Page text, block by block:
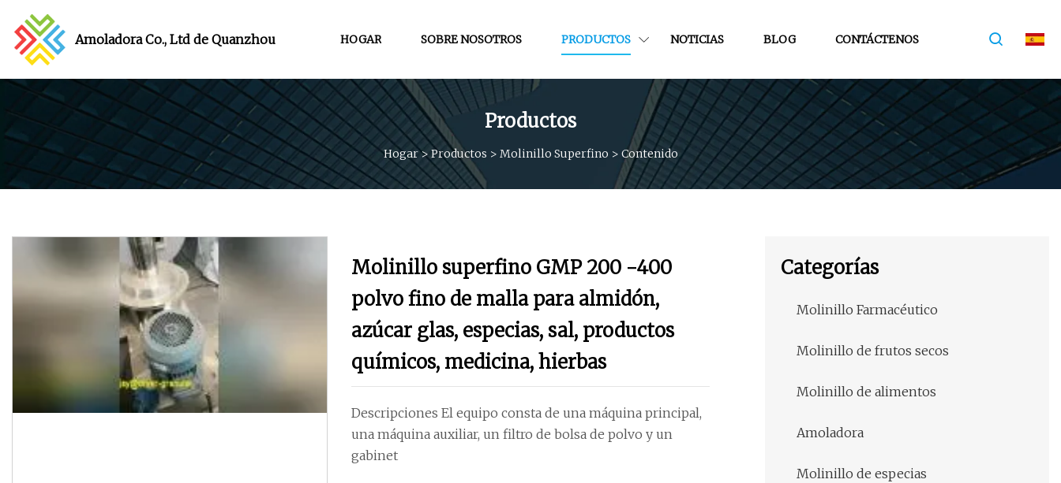
Amoladora Co., Ltd de Quanzhou HOGAR SOBRE NOSOTROS PRODUCTOS NOTICIAS BLOG CONTÁCTENOS
Productos
Hogar> Productos > Molinillo Superfino > Contenido
Molinillo superfino GMP 200 -400
polvo fino de malla para almidón,
azúcar glas, especias, sal, productos
químicos, medicina, hierbas
Descripciones El equipo consta de una máquina principal,
una máquina auxiliar, un filtro de bolsa de polvo y un
gabinet
Categorías
Molinillo Farmacéutico
Molinillo de frutos secos
Molinillo de alimentos
Amoladora
Molinillo de especias